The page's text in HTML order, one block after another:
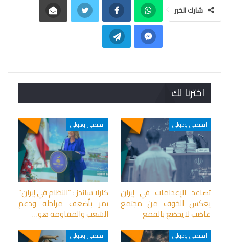
شارك الخبر
اخترنا لك
اقليمي ودولي
تصاعد الإعدامات في إيران
يعكس الخوف من مجتمع
غاضب لا يخضع بالقمع
اقليمي ودولي
كارلا ساندز : “النظام في إيران”
يمر بأضعف مراحله ودعم
الشعب والمقاومة هو…
اقليمي ودولي اقليمي ودولي